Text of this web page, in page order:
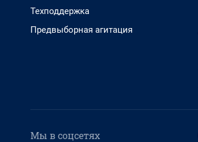
Техподдержка
Предвыборная агитация
Мы в соцсетях